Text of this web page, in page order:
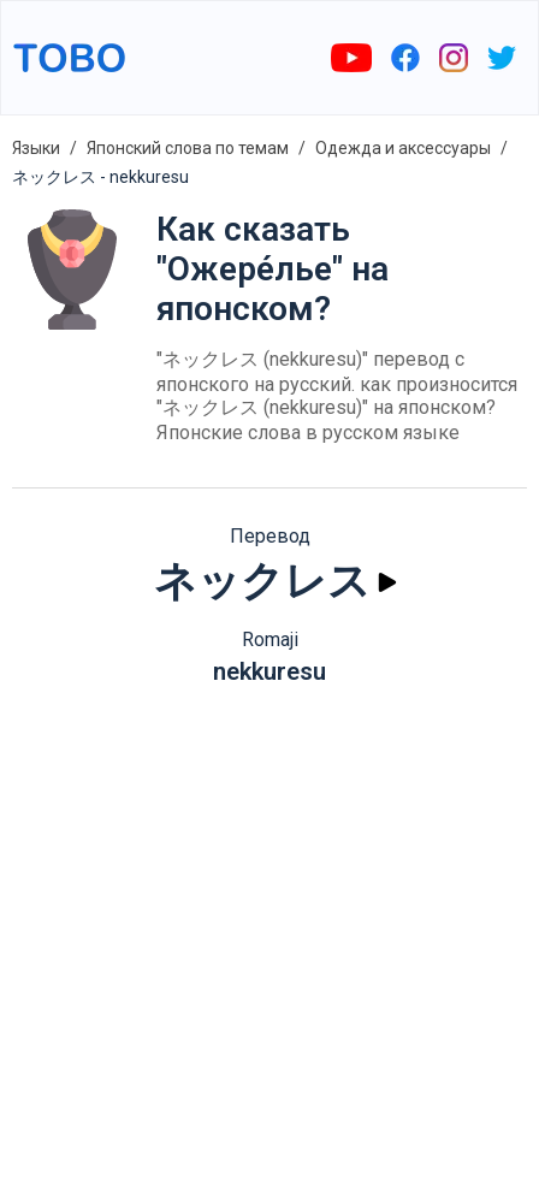
Языки Японский слова по темам
Одежда и аксессуары
ネックレス - nekkuresu
Как сказать
"Ожере́лье" на
японском?
"ネックレス (nekkuresu)" перевод с
японского на русский. как произносится
"ネックレス (nekkuresu)" на японском?
Японские слова в русском языке
Перевод
ネックレス
Romaji
nekkuresu